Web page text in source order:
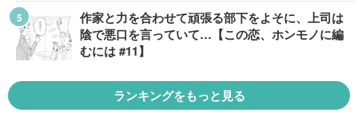
作家と力を合わせて頑張る部下をよそに、上司は
陰で悪口を言っていて…【この恋、ホンモノに編
むには #11】
ランキングをもっと見る